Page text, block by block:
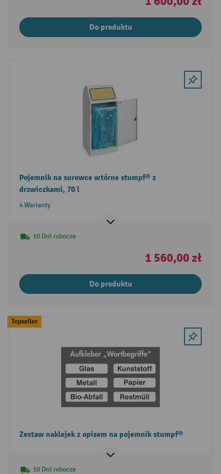
Do produktu
Pojemnik na surowce wtórne stumpf® z
drzwiczkami, 70 l
4 Warianty
10 Dni robocze
1 560,00 zł
Do produktu
Topseller
Zestaw naklejek z opisem na pojemnik stumpf®
10 Dni robocze